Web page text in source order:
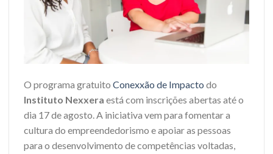
O programa gratuito Conexxão de Impacto do
Instituto Nexxera está com inscrições abertas até o
dia 17 de agosto. A iniciativa vem para fomentar a
cultura do empreendedorismo e apoiar as pessoas
para o desenvolvimento de competências voltadas,